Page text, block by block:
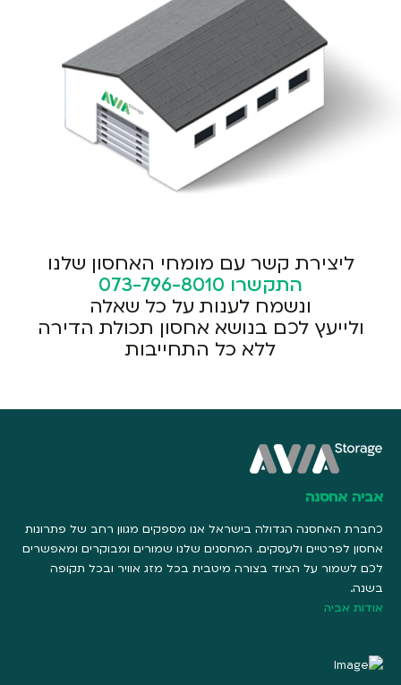
ליצירת קשר עם מומחי האחסון שלנו
התקשרו 073-796-8010
ונשמח לענות על כל שאלה
ולייעץ לכם בנושא אחסון תכולת הדירה
ללא כל התחייבות
אביה אחסנה
כחברת האחסנה הגדולה בישראל אנו מספקים מגוון רחב של פתרונות
אחסון לפרטיים ולעסקים. המחסנים שלנו שמורים ומבוקרים ומאפשרים
לכם לשמור על הציוד בצורה מיטבית בכל מזג אוויר ובכל תקופה
בשנה.
אודות אביה